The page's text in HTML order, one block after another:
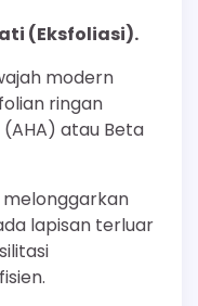
(Eksfoliasi).
modern
ringan
atau Beta
melonggarkan
lapisan terluar